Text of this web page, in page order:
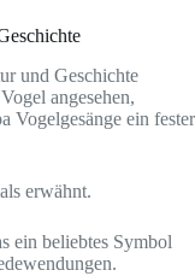
und Geschichte
angesehen,
Vogelgesänge ein fester
erwähnt.
ein beliebtes Symbol